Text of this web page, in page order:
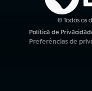
© Todos os
Política de
(abre em nova aba)
Preferências de